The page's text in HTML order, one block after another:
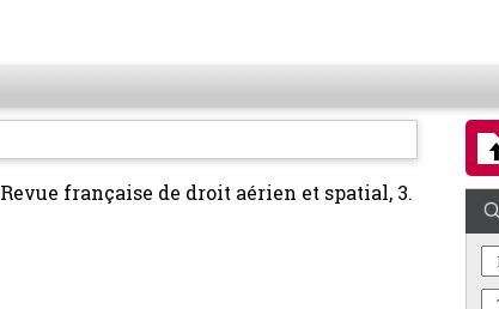
Revue française de droit aérien et spatial, 3.